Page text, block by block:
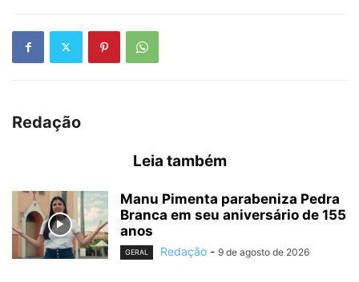
Redação
Leia também
Manu Pimenta parabeniza Pedra
Branca em seu aniversário de 155
anos
GERAL Redação - 9 de agosto de 2026